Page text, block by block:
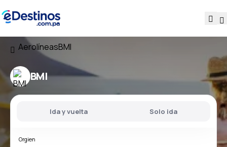
AerolíneasBMI
BMI
Ida y vuelta Solo ida
Orgien